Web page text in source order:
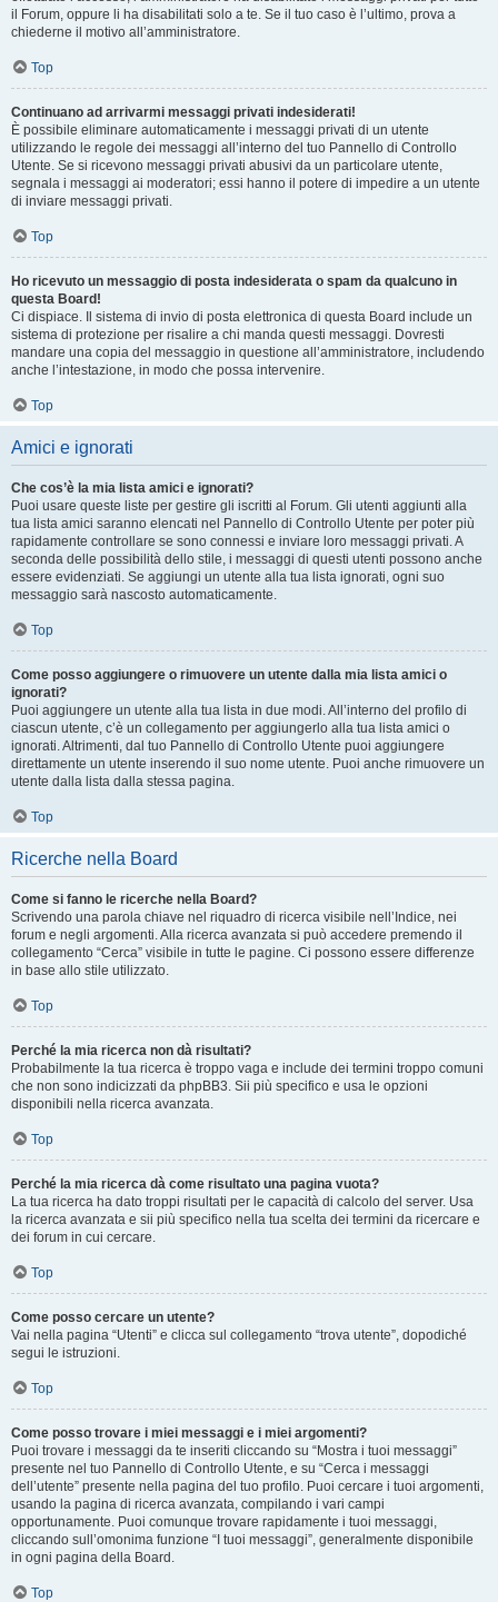
il Forum, oppure li ha disabilitati solo a te. Se il tuo caso è l’ultimo, prova a
chiederne il motivo all’amministratore.
Top
Continuano ad arrivarmi messaggi privati indesiderati!
È possibile eliminare automaticamente i messaggi privati ​​di un utente
utilizzando le regole dei messaggi all’interno del tuo Pannello di Controllo
Utente. Se si ricevono messaggi privati ​​abusivi da un particolare utente,
segnala i messaggi ai moderatori; essi hanno il potere di impedire a un utente
di inviare messaggi privati​​.
Top
Ho ricevuto un messaggio di posta indesiderata o spam da qualcuno in
questa Board!
Ci dispiace. Il sistema di invio di posta elettronica di questa Board include un
sistema di protezione per risalire a chi manda questi messaggi. Dovresti
mandare una copia del messaggio in questione all’amministratore, includendo
anche l’intestazione, in modo che possa intervenire.
Top
Amici e ignorati
Che cos’è la mia lista amici e ignorati?
Puoi usare queste liste per gestire gli iscritti al Forum. Gli utenti aggiunti alla
tua lista amici saranno elencati nel Pannello di Controllo Utente per poter più
rapidamente controllare se sono connessi e inviare loro messaggi privati. A
seconda delle possibilità dello stile, i messaggi di questi utenti possono anche
essere evidenziati. Se aggiungi un utente alla tua lista ignorati, ogni suo
messaggio sarà nascosto automaticamente.
Top
Come posso aggiungere o rimuovere un utente dalla mia lista amici o
ignorati?
Puoi aggiungere un utente alla tua lista in due modi. All’interno del profilo di
ciascun utente, c’è un collegamento per aggiungerlo alla tua lista amici o
ignorati. Altrimenti, dal tuo Pannello di Controllo Utente puoi aggiungere
direttamente un utente inserendo il suo nome utente. Puoi anche rimuovere un
utente dalla lista dalla stessa pagina.
Top
Ricerche nella Board
Come si fanno le ricerche nella Board?
Scrivendo una parola chiave nel riquadro di ricerca visibile nell’Indice, nei
forum e negli argomenti. Alla ricerca avanzata si può accedere premendo il
collegamento “Cerca” visibile in tutte le pagine. Ci possono essere differenze
in base allo stile utilizzato.
Top
Perché la mia ricerca non dà risultati?
Probabilmente la tua ricerca è troppo vaga e include dei termini troppo comuni
che non sono indicizzati da phpBB3. Sii più specifico e usa le opzioni
disponibili nella ricerca avanzata.
Top
Perché la mia ricerca dà come risultato una pagina vuota?
La tua ricerca ha dato troppi risultati per le capacità di calcolo del server. Usa
la ricerca avanzata e sii più specifico nella tua scelta dei termini da ricercare e
dei forum in cui cercare.
Top
Come posso cercare un utente?
Vai nella pagina “Utenti” e clicca sul collegamento “trova utente”, dopodiché
segui le istruzioni.
Top
Come posso trovare i miei messaggi e i miei argomenti?
Puoi trovare i messaggi da te inseriti cliccando su “Mostra i tuoi messaggi”
presente nel tuo Pannello di Controllo Utente, e su “Cerca i messaggi
dell’utente” presente nella pagina del tuo profilo. Puoi cercare i tuoi argomenti,
usando la pagina di ricerca avanzata, compilando i vari campi
opportunamente. Puoi comunque trovare rapidamente i tuoi messaggi,
cliccando sull’omonima funzione “I tuoi messaggi”, generalmente disponibile
in ogni pagina della Board.
Top